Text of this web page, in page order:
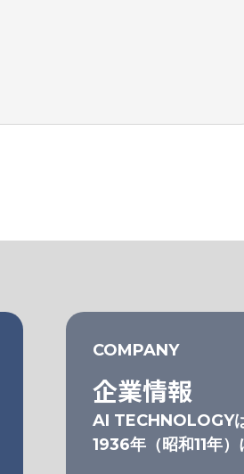
COMPANY
企業情報
AI TECHNOLOGY
1936年（昭和11年）